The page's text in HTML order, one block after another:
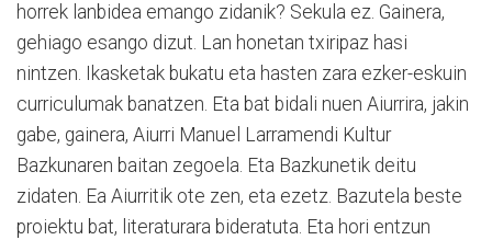
horrek lanbidea emango zidanik? Sekula ez. Gainera,
gehiago esango dizut. Lan honetan txiripaz hasi
nintzen. Ikasketak bukatu eta hasten zara ezker-eskuin
curriculumak banatzen. Eta bat bidali nuen Aiurrira, jakin
gabe, gainera, Aiurri Manuel Larramendi Kultur
Bazkunaren baitan zegoela. Eta Bazkunetik deitu
zidaten. Ea Aiurritik ote zen, eta ezetz. Bazutela beste
proiektu bat, literaturara bideratuta. Eta hori entzun